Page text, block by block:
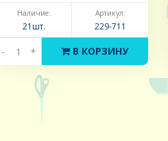
Наличие:
21шт.
Артикул:
229-711
- + В КОРЗИНУ